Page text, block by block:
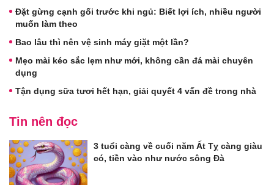
Đặt gừng cạnh gối trước khi ngủ: Biết lợi ích, nhiều người
muốn làm theo
Bao lâu thì nên vệ sinh máy giặt một lần?
Mẹo mài kéo sắc lẹm như mới, không cần đá mài chuyên
dụng
Tận dụng sữa tươi hết hạn, giải quyết 4 vấn đề trong nhà
Tin nên đọc
3 tuổi càng về cuối năm Ất Tỵ càng giàu
có, tiền vào như nước sông Đà